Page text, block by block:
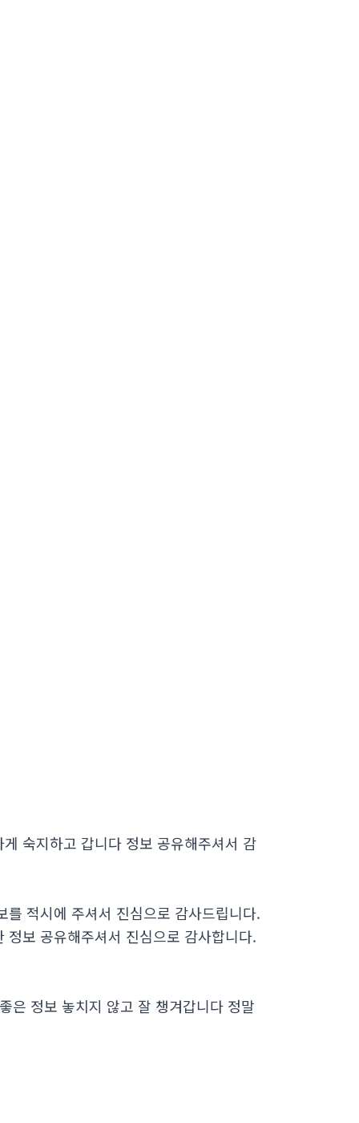
숙지하고 갑니다 정보 공유해주셔서 감
적시에 주셔서 진심으로 감사드립니다.
보 공유해주셔서 진심으로 감사합니다.
은 정보 놓치지 않고 잘 챙겨갑니다 정말